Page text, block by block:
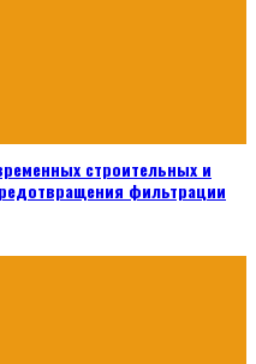
строительных и
фильтрации